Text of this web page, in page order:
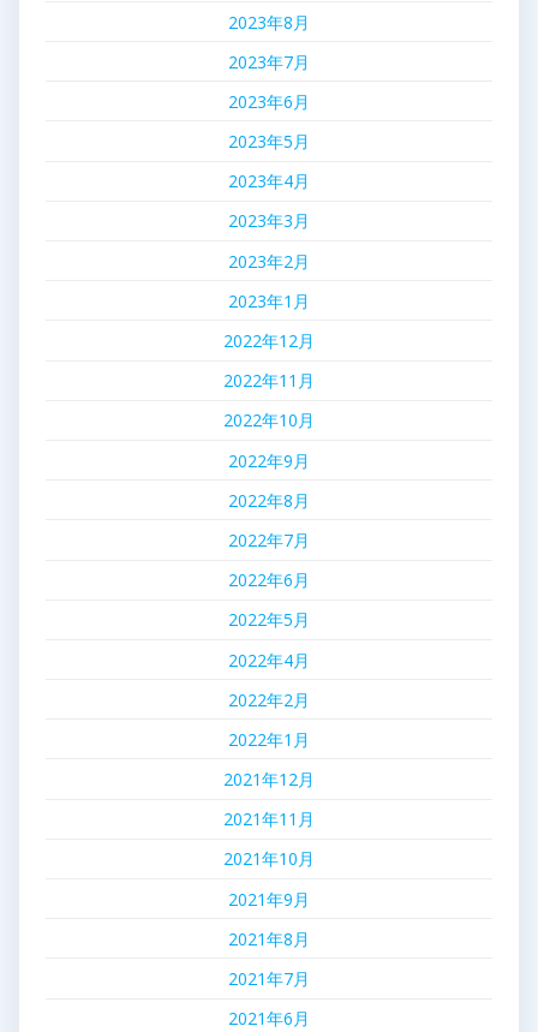
2023年8月
2023年7月
2023年6月
2023年5月
2023年4月
2023年3月
2023年2月
2023年1月
2022年12月
2022年11月
2022年10月
2022年9月
2022年8月
2022年7月
2022年6月
2022年5月
2022年4月
2022年2月
2022年1月
2021年12月
2021年11月
2021年10月
2021年9月
2021年8月
2021年7月
2021年6月